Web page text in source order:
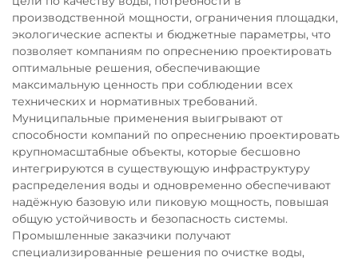
производственной мощности, ограничения площадки,
экологические аспекты и бюджетные параметры, что
позволяет компаниям по опреснению проектировать
оптимальные решения, обеспечивающие
максимальную ценность при соблюдении всех
технических и нормативных требований.
Муниципальные применения выигрывают от
способности компаний по опреснению проектировать
крупномасштабные объекты, которые бесшовно
интегрируются в существующую инфраструктуру
распределения воды и одновременно обеспечивают
надёжную базовую или пиковую мощность, повышая
общую устойчивость и безопасность системы.
Промышленные заказчики получают
специализированные решения по очистке воды,